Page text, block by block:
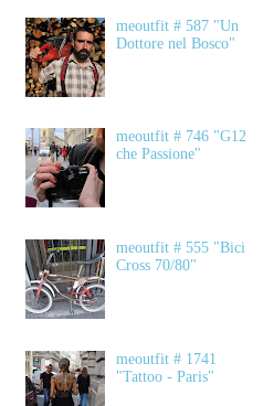
meoutfit # 587 "Un
Dottore nel Bosco"
meoutfit # 746 "G12
che Passione"
meoutfit # 555 "Bici
Cross 70/80"
meoutfit # 1741
"Tattoo - Paris"